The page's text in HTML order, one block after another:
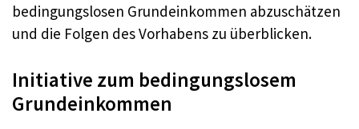
bedingungslosen Grundeinkommen abzuschätzen
und die Folgen des Vorhabens zu überblicken.
Initiative zum bedingungslosem
Grundeinkommen